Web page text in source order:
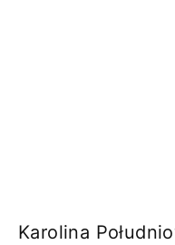
Karolina